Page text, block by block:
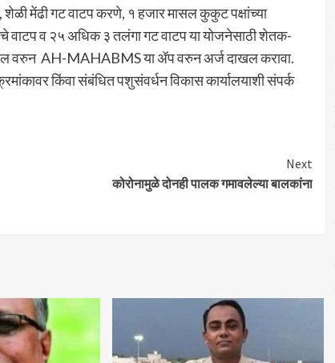
मेंढी गट वाटप करणे, १ हजार मासल कुकुट पक्षांच्या
वाटप व २५ अधिक ३ तलंगा गट वाटप या योजनेसाठी शेतक-
वरुन AH-MAHABMS या ॲप वरुन अर्ज दाखल करावा.
किंवा संबंधित पशुसंवर्धन विकास कार्यालयाशी संपर्क
Next
कोरोनामुळे दोनही पालक गमावलेल्या बालकांना